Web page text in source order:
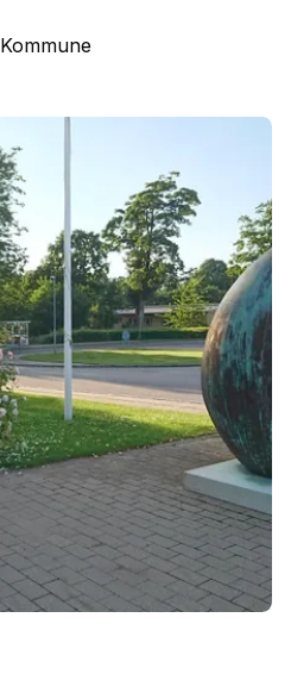
Kommune